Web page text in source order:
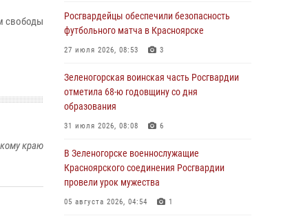
свободы
краю
В Красноярске сотрудники
вневедомственной охраны Росгвардии
задержали подозреваемого в серии краж из
04 августа 2026, 09:57
Сотрудники Росгвардии обеспечили
общественный порядок во время
Дудинке
04 августа 2026, 08:36 1
В Красноярске сотрудники Росгвардии
Росгвардейцы обеспечили безопасность
футбольного матча в Красноярске
27 июля 2026, 08:53 3
Зеленогорская воинская часть Росгвардии
отметила 68-ю годовщину со дня
образования
31 июля 2026, 08:08 6
В Зеленогорске военнослужащие
Красноярского соединения Росгвардии
провели урок мужества
05 августа 2026, 04:54 1